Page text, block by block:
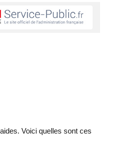
Voici quelles sont ces